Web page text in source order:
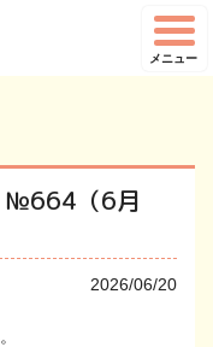
メニュー
№664（6月
2026/06/20